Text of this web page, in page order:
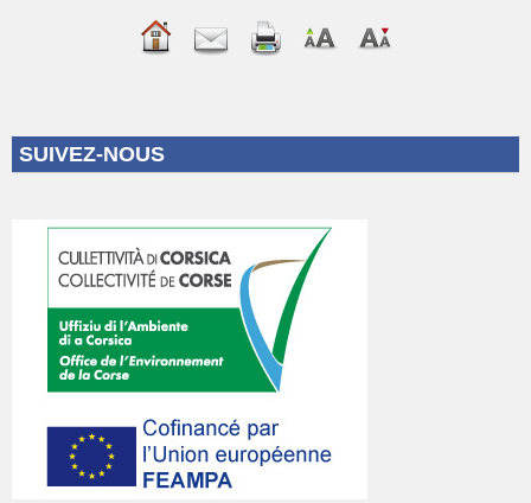
SUIVEZ-NOUS